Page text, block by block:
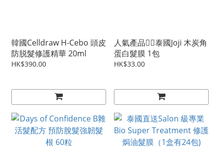
韓國Celldraw H-Cebo 頭皮
防脱髮修護精華 20ml
HK$390.00
人氣產品❤️‍🔥泰國Joji 木炭角
蛋白髮膜 1包
HK$33.00